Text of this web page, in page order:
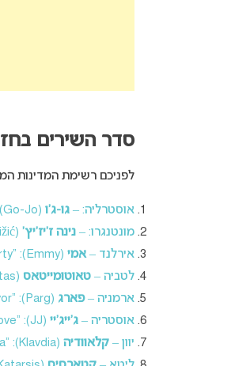
סדר השירים
לפניכם רשימת המדינות
אוסטרליה: – גו-ג’ו (Go-Jo): “Milkshake Man”
מונטנגרו: – נינה ז’יז’יץ’ (Nina Žižić): “Dobrodošli”
אירלנד –אמי (Emmy): “Laika Party”
לטביה – טאוטומייטאס (Tautumeitas): “Bur man laimi”
ארמניה –פארג (Parg): “Survivor”
אוסטריה – ג’ייג’יי (JJ): “Wasted Love”
יוון – קלאוודיה (Klavdia): “Asteromata”